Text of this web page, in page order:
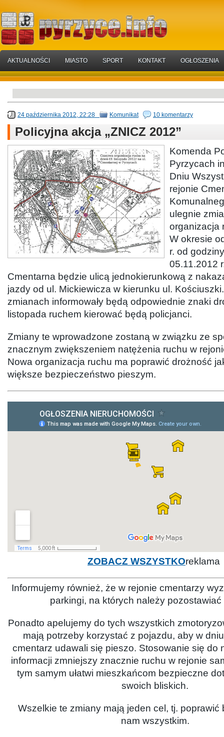
AKTUALNOŚCI MIASTO SPORT KONTAKT OGŁOSZENIA
24 października 2012, 22:28 Komunikat 10 komentarzy
Policyjna akcja „ZNICZ 2012”
Komenda
Pyrzycach
Dniu
rejonie
ulegnie
organizacja
W okresie
r. od
05.11.2012
Cmentarna będzie ulicą jednokierunkową z
jazdy od ul. Mickiewicza w kierunku ul.
zmianach informowały będą odpowiednie znaki
listopada ruchem kierować będą policjanci.
Zmiany te wprowadzone zostaną w związku ze
znacznym zwiększeniem natężenia ruchu w
Nowa organizacja ruchu ma poprawić drożność
większe bezpieczeństwo pieszym.
ZOBACZ WSZYSTKOreklama
Informujemy również, że w rejonie cmentarzy
parkingi, na których należy pozostawiać
Ponadto apelujemy do tych wszystkich
mają potrzeby korzystać z pojazdu, aby w
cmentarz udawali się pieszo. Stosowanie się do
informacji zmniejszy znacznie ruchu w rejonie
tym samym ułatwi mieszkańcom bezpieczne
swoich bliskich.
Wszelkie te zmiany mają jeden cel, tj. poprawić
nam wszystkim.